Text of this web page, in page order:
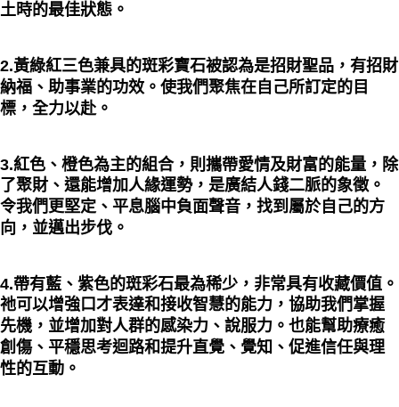
土時的最佳狀態。
2.黃綠紅三色兼具的斑彩寶石被認為是招財聖品，有招財
納福、助事業的功效。使我們聚焦在自己所訂定的目
標，全力以赴。
3.紅色、橙色為主的組合，則攜帶愛情及財富的能量，除
了聚財、還能增加人緣運勢，是廣結人錢二脈的象徵。
令我們更堅定、平息腦中負面聲音，找到屬於自己的方
向，並邁出步伐。
4.帶有藍、紫色的斑彩石最為稀少，非常具有收藏價值。
祂可以增強口才表達和接收智慧的能力，協助我們掌握
先機，並增加對人群的感染力、說服力。也能幫助療癒
創傷、平穩思考迴路和提升直覺、覺知、促進信任與理
性的互動。